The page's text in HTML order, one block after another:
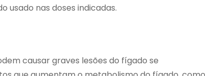
usado nas doses indicadas.
causar graves lesões do fígado se